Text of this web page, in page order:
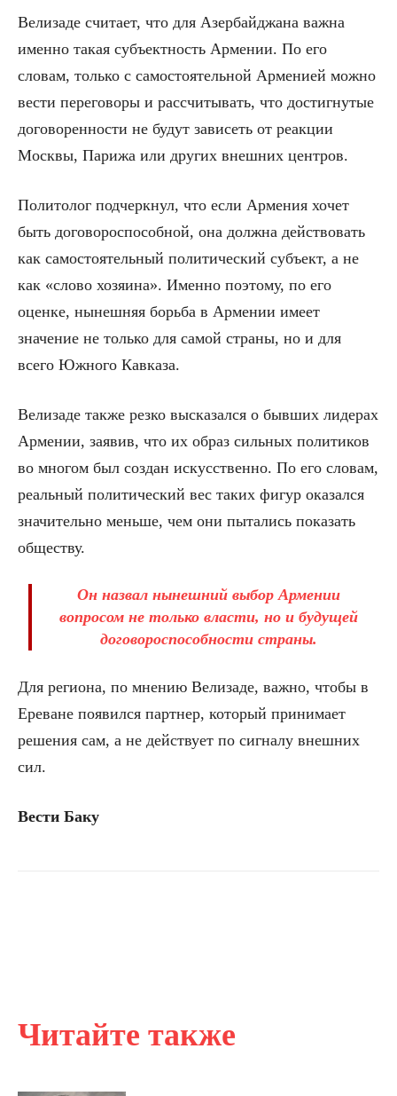
Читайте также
Велизаде считает, что для Азербайджана важна
именно такая субъектность Армении. По его
словам, только с самостоятельной Арменией можно
вести переговоры и рассчитывать, что достигнутые
договоренности не будут зависеть от реакции
Москвы, Парижа или других внешних центров.
Политолог подчеркнул, что если Армения хочет
быть договороспособной, она должна действовать
как самостоятельный политический субъект, а не
как «слово хозяина». Именно поэтому, по его
оценке, нынешняя борьба в Армении имеет
значение не только для самой страны, но и для
всего Южного Кавказа.
Велизаде также резко высказался о бывших лидерах
Армении, заявив, что их образ сильных политиков
во многом был создан искусственно. По его словам,
реальный политический вес таких фигур оказался
значительно меньше, чем они пытались показать
обществу.
Он назвал нынешний выбор Армении
вопросом не только власти, но и будущей
договороспособности страны.
Для региона, по мнению Велизаде, важно, чтобы в
Ереване появился партнер, который принимает
решения сам, а не действует по сигналу внешних
сил.
Вести Баку